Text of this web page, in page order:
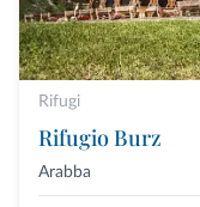
Rifugi
Rifugio Burz
Arabba